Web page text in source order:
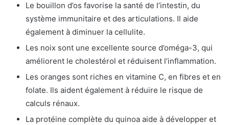
Le bouillon d’os favorise la santé de l’intestin, du
système immunitaire et des articulations. Il aide
également à diminuer la cellulite.
Les noix sont une excellente source d’oméga-3, qui
améliorent le cholestérol et réduisent l’inflammation.
Les oranges sont riches en vitamine C, en fibres et en
folate. Ils aident également à réduire le risque de
calculs rénaux.
La protéine complète du quinoa aide à développer et